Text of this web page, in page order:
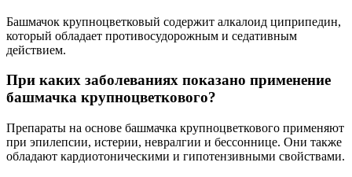
Башмачок крупноцветковый содержит алкалоид циприпедин,
который обладает противосудорожным и седативным
действием.
При каких заболеваниях показано применение
башмачка крупноцветкового?
Препараты на основе башмачка крупноцветкового применяют
при эпилепсии, истерии, невралгии и бессоннице. Они также
обладают кардиотоническими и гипотензивными свойствами.